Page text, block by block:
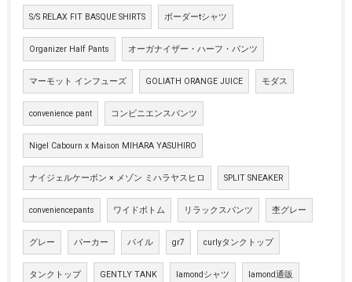
S/S RELAX FIT BASQUE SHIRTS ボーダーtシャツ
Organizer Half Pants オーガナイザー・ハーフ・パンツ
マーモット インフューズ GOLIATH ORANGE JUICE モダス
convenience pant コンビニエンスパンツ
Nigel Cabourn x Maison MIHARA YASUHIRO
ナイジェルケーボン × メゾン ミハラヤスヒロ SPLIT SNEAKER
conveniencepants ワイドボトム リラックスパンツ 杢グレー
グレー パーカー パイル gr7 curlyタンクトップ
タンクトップ GENTLY TANK lamondシャツ lamond通販